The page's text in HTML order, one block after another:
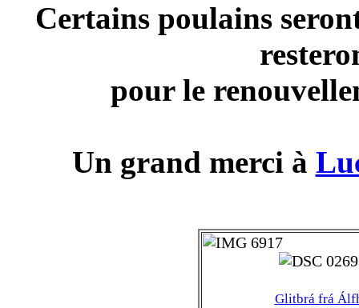
Certains poulains
pour le
Un grand merci à
Glitbrá frá